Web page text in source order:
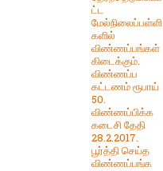
ட்ட
மேல்நிலைப்பள்ளி
களில்
விண்ணப்பங்கள்
கிடைக்கும்.
விண்ணப்ப
கட்டணம் ரூபாய்
50.
விண்ணப்பிக்க
கடைசி தேதி
28.2.2017.
பூர்த்தி செய்த
விண்ணப்பங்க